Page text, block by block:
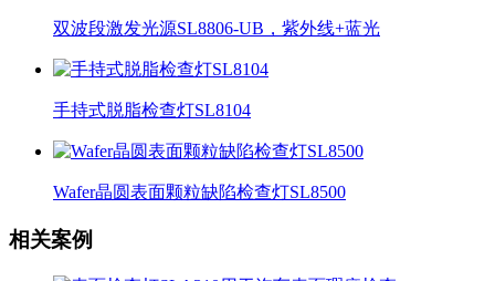
双波段激发光源SL8806-UB，紫外线+蓝光
手持式脱脂检查灯SL8104
Wafer晶圆表面颗粒缺陷检查灯SL8500
相关案例